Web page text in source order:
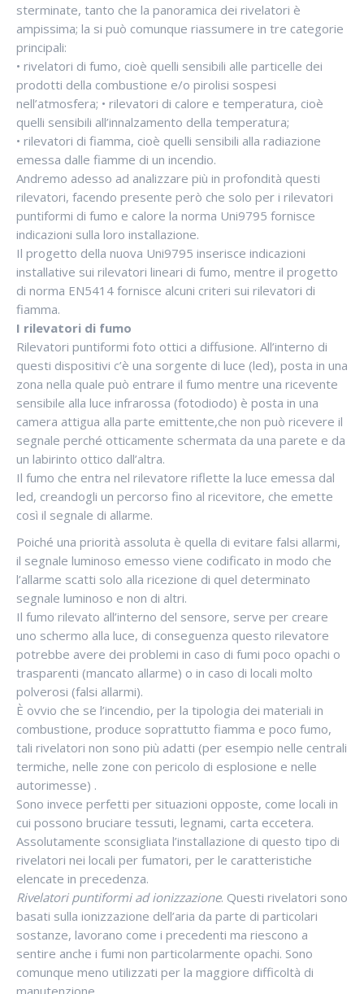
sterminate, tanto che la panoramica dei rivelatori è
ampissima; la si può comunque riassumere in tre categorie
principali:
• rivelatori di fumo, cioè quelli sensibili alle particelle dei
prodotti della combustione e/o pirolisi sospesi
nell’atmosfera; • rilevatori di calore e temperatura, cioè
quelli sensibili all’innalzamento della temperatura;
• rilevatori di fiamma, cioè quelli sensibili alla radiazione
emessa dalle fiamme di un incendio.
Andremo adesso ad analizzare più in profondità questi
rilevatori, facendo presente però che solo per i rilevatori
puntiformi di fumo e calore la norma Uni9795 fornisce
indicazioni sulla loro installazione.
Il progetto della nuova Uni9795 inserisce indicazioni
installative sui rilevatori lineari di fumo, mentre il progetto
di norma EN5414 fornisce alcuni criteri sui rilevatori di
fiamma.
I rilevatori di fumo
Rilevatori puntiformi foto ottici a diffusione. All’interno di
questi dispositivi c’è una sorgente di luce (led), posta in una
zona nella quale può entrare il fumo mentre una ricevente
sensibile alla luce infrarossa (fotodiodo) è posta in una
camera attigua alla parte emittente,che non può ricevere il
segnale perché otticamente schermata da una parete e da
un labirinto ottico dall’altra.
Il fumo che entra nel rilevatore riflette la luce emessa dal
led, creandogli un percorso fino al ricevitore, che emette
così il segnale di allarme.
Poiché una priorità assoluta è quella di evitare falsi allarmi,
il segnale luminoso emesso viene codificato in modo che
l’allarme scatti solo alla ricezione di quel determinato
segnale luminoso e non di altri.
Il fumo rilevato all’interno del sensore, serve per creare
uno schermo alla luce, di conseguenza questo rilevatore
potrebbe avere dei problemi in caso di fumi poco opachi o
trasparenti (mancato allarme) o in caso di locali molto
polverosi (falsi allarmi).
È ovvio che se l’incendio, per la tipologia dei materiali in
combustione, produce soprattutto fiamma e poco fumo,
tali rivelatori non sono più adatti (per esempio nelle centrali
termiche, nelle zone con pericolo di esplosione e nelle
autorimesse) .
Sono invece perfetti per situazioni opposte, come locali in
cui possono bruciare tessuti, legnami, carta eccetera.
Assolutamente sconsigliata l’installazione di questo tipo di
rivelatori nei locali per fumatori, per le caratteristiche
elencate in precedenza.
Rivelatori puntiformi ad ionizzazione. Questi rivelatori sono
basati sulla ionizzazione dell’aria da parte di particolari
sostanze, lavorano come i precedenti ma riescono a
sentire anche i fumi non particolarmente opachi. Sono
comunque meno utilizzati per la maggiore difficoltà di
manutenzione.